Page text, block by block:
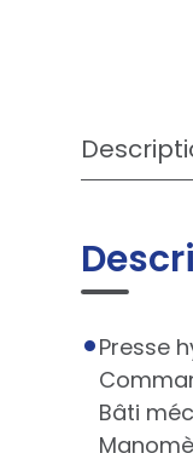
Presse
Bâti